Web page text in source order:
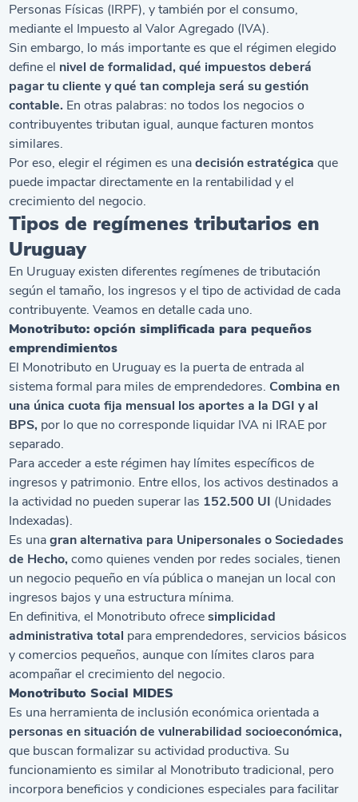
Personas Físicas (IRPF), y también por el consumo,
mediante el Impuesto al Valor Agregado (IVA).
Sin embargo, lo más importante es que el régimen elegido
define el nivel de formalidad, qué impuestos deberá
pagar tu cliente y qué tan compleja será su gestión
contable. En otras palabras: no todos los negocios o
contribuyentes tributan igual, aunque facturen montos
similares.
Por eso, elegir el régimen es unadecisión estratégica que
puede impactar directamente en la rentabilidad y el
crecimiento del negocio.
Tipos de regímenes tributarios en
Uruguay
En Uruguay existen diferentes regímenes de tributación
según el tamaño, los ingresos y el tipo de actividad de cada
contribuyente. Veamos en detalle cada uno.
Monotributo: opción simplificada para pequeños
emprendimientos
El Monotributo en Uruguayes la puerta de entrada al
sistema formal para miles de emprendedores. Combina en
una única cuota fija mensual los aportes a la DGI y al
BPS, por lo que no corresponde liquidar IVA ni IRAE por
separado.
Para acceder a este régimen hay límites específicos de
ingresos y patrimonio. Entre ellos, los activos destinados a
la actividad no pueden superar las 152.500 UI (Unidades
Indexadas).
Es unagran alternativa para Unipersonales o Sociedades
de Hecho, como quienes venden por redes sociales, tienen
un negocio pequeño en vía pública o manejan un local con
ingresos bajos y una estructura mínima.
En definitiva, el Monotributo ofrecesimplicidad
administrativa total para emprendedores, servicios básicos
y comercios pequeños, aunque con límites claros para
acompañar el crecimiento del negocio.
Monotributo Social MIDES
Es una herramienta de inclusión económica orientada a
personas en situación de vulnerabilidad socioeconómica,
que buscan formalizar su actividad productiva. Su
funcionamiento es similar al Monotributo tradicional, pero
incorpora beneficios y condiciones especiales para facilitar